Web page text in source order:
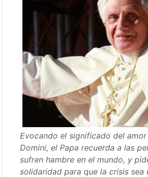
Evocando el significado del
Domini, el Papa recuerda a las
sufren hambre en el mundo, y
solidaridad para que la crisis sea